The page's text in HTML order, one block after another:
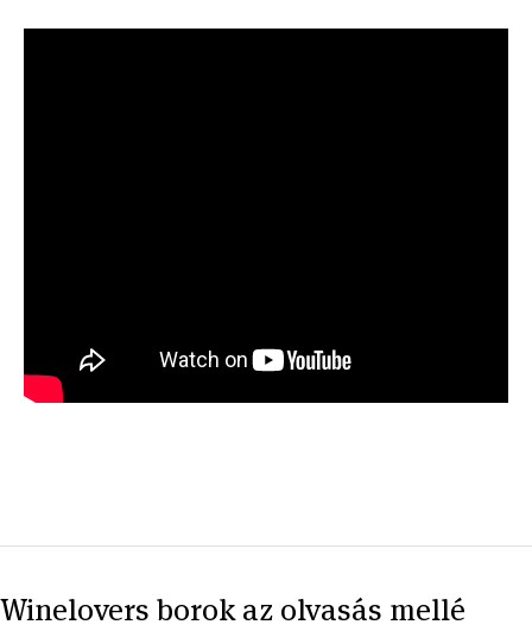
Winelovers borok az olvasás mellé